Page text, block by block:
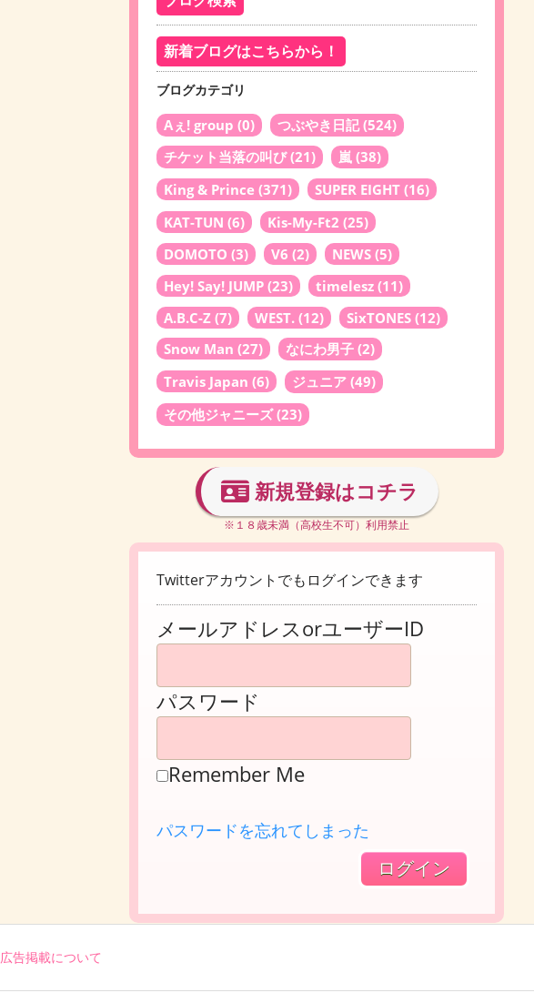
新着ブログはこちらから！
ブログカテゴリ
Aぇ! group (0) つぶやき日記(524)
チケット当落の叫び(21) 嵐 (38)
King & Prince (371) SUPER EIGHT (16)
KAT-TUN (6) Kis-My-Ft2 (25)
DOMOTO (3) V6 (2) NEWS (5)
Hey! Say! JUMP (23) timelesz (11)
A.B.C-Z (7) WEST. (12) SixTONES (12)
Snow Man (27) なにわ男子 (2)
Travis Japan (6) ジュニア (49)
その他ジャニーズ(23)
新規登録はコチラ
※１８歳未満（高校生不可）利用禁止
Twitterアカウントでもログインできます
メールアドレスorユーザーID
パスワード
Remember Me
パスワードを忘れてしまった
広告掲載について